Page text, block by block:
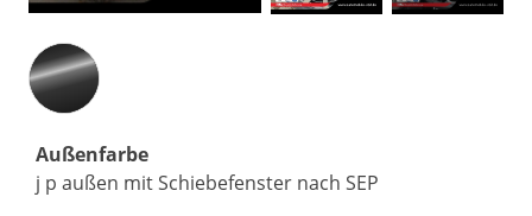
Außenfarbe
j p außen mit Schiebefenster nach SEP